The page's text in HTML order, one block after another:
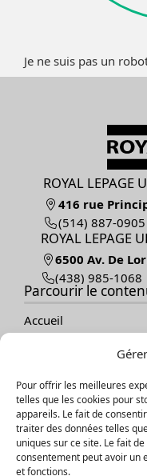
Pour offrir les meilleures
telles que les cookies pour
appareils. Le fait de
traiter des données telles
uniques sur ce site. Le fait
consentement peut avoir un
et fonctions.
Je ne suis pas un
ROYAL LEPAGE
416 rue
(514) 887-0905
ROYAL LEPAGE
6500 Av. De
(438) 985-1068
Parcourir le
Accueil
Vendre
À propos
Témoignages
Contact
Blogue